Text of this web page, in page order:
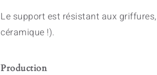
Le support est résistant aux
céramique !).
Production